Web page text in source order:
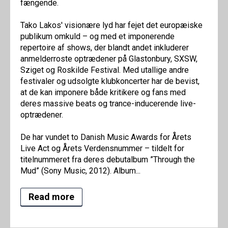
fængende.
Tako Lakos' visionære lyd har fejet det europæiske
publikum omkuld – og med et imponerende
repertoire af shows, der blandt andet inkluderer
anmelderroste optrædener på Glastonbury, SXSW,
Sziget og Roskilde Festival. Med utallige andre
festivaler og udsolgte klubkoncerter har de bevist,
at de kan imponere både kritikere og fans med
deres massive beats og trance-inducerende live-
optrædener.
De har vundet to Danish Music Awards for Årets
Live Act og Årets Verdensnummer – tildelt for
titelnummeret fra deres debutalbum ”Through the
Mud” (Sony Music, 2012). Album...
Read more